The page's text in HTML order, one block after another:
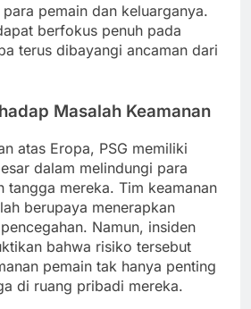
pemain dan keluarganya.
berfokus penuh pada
terus dibayangi ancaman dari
Masalah Keamanan
atas Eropa, PSG memiliki
dalam melindungi para
tangga mereka. Tim keamanan
berupaya menerapkan
Namun, insiden
bahwa risiko tersebut
pemain tak hanya penting
di ruang pribadi mereka.